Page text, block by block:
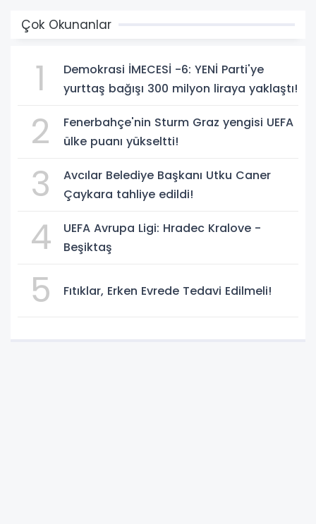
Çok Okunanlar
1
Demokrasi İMECESİ -6: YENİ Parti'ye
yurttaş bağışı 300 milyon liraya yaklaştı!
2
Fenerbahçe'nin Sturm Graz yengisi UEFA
ülke puanı yükseltti!
3
Avcılar Belediye Başkanı Utku Caner
Çaykara tahliye edildi!
4
UEFA Avrupa Ligi: Hradec Kralove -
Beşiktaş
5 Fıtıklar, Erken Evrede Tedavi Edilmeli!